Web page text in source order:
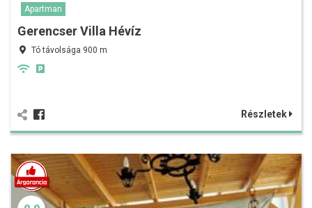
Apartman
Gerencser Villa Hévíz
Tó távolsága 900 m
Részletek